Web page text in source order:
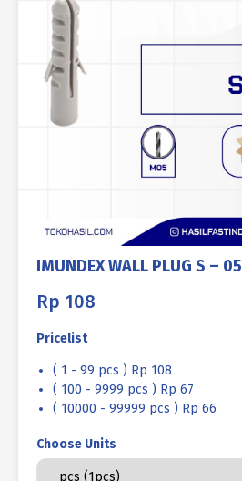
IMUNDEX WALL PLUG S – 05
Rp 108
Pricelist
( 1 - 99 pcs ) Rp 108
( 100 - 9999 pcs ) Rp 67
( 10000 - 99999 pcs ) Rp 66
Choose Units